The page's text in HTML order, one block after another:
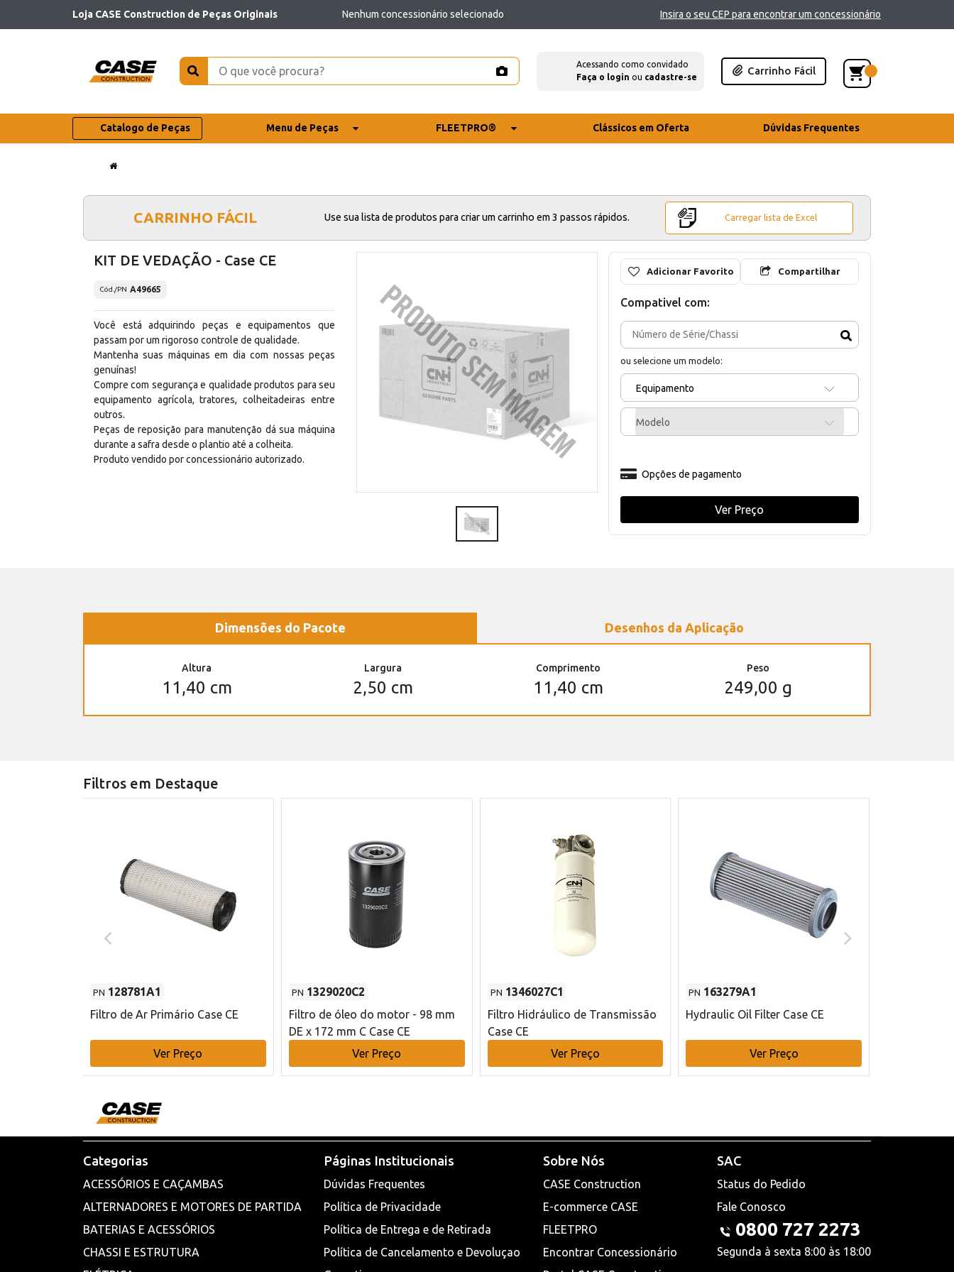
Loja CASE Construction de Peças Originais Nenhum concessionário selecionado Insira o seu CEP para encontrar um concessionário
Acessando como convidado
Faça o login ou cadastre-se
Carrinho Fácil
Catalogo de Peças Menu de Peças FLEETPRO® Clássicos em Oferta Dúvidas Frequentes
CARRINHO FÁCIL Use sua lista de produtos para criar um carrinho em 3 passos rápidos. Carregar lista de Excel
KIT DE VEDAÇÃO - Case CE
Cód./PN A49665
Você está adquirindo peças e equipamentos que
passam por um rigoroso controle de qualidade.
Mantenha suas máquinas em dia com nossas peças
genuínas!
Compre com segurança e qualidade produtos para seu
equipamento agrícola, tratores, colheitadeiras entre
outros.
Peças de reposição para manutenção dá sua máquina
durante a safra desde o plantio até a colheita.
Produto vendido por concessionário autorizado.
Adicionar Favorito Compartilhar
Compativel com:
ou selecione um modelo:
Equipamento
Modelo
Opções de pagamento
Ver Preço
Dimensões do Pacote Desenhos da Aplicação
Altura
11,40 cm
Largura
2,50 cm
Comprimento
11,40 cm
Peso
249,00 g
Filtros em Destaque
PN 128781A1
Filtro de Ar Primário Case CE
Ver Preço
PN 1329020C2
Filtro de óleo do motor - 98 mm
DE x 172 mm C Case CE
Ver Preço
PN 1346027C1
Filtro Hidráulico de Transmissão
Case CE
Ver Preço
PN 163279A1
Hydraulic Oil Filter Case CE
Ver Preço
Categorias
ACESSÓRIOS E CAÇAMBAS
ALTERNADORES E MOTORES DE PARTIDA
BATERIAS E ACESSÓRIOS
CHASSI E ESTRUTURA
Páginas Institucionais
Dúvidas Frequentes
Política de Privacidade
Política de Entrega e de Retirada
Política de Cancelamento e Devoluçao
Sobre Nós
CASE Construction
E-commerce CASE
FLEETPRO
Encontrar Concessionário
SAC
Status do Pedido
Fale Conosco
0800 727 2273
Segunda à sexta 8:00 às 18:00